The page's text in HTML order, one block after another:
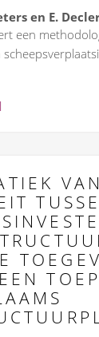
en E.
een